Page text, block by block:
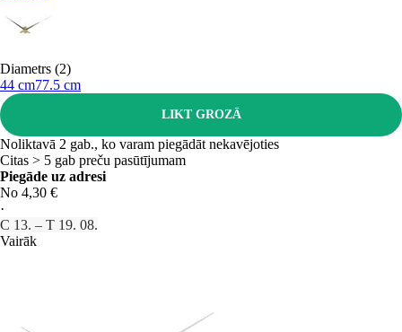
Diametrs (2)
44 cm77.5 cm
LIKT GROZĀ
Noliktavā 2 gab., ko varam piegādāt nekavējoties
Citas > 5 gab preču pasūtījumam
Piegāde uz adresi
No 4,30 €
·
C 13. – T 19. 08.
Vairāk